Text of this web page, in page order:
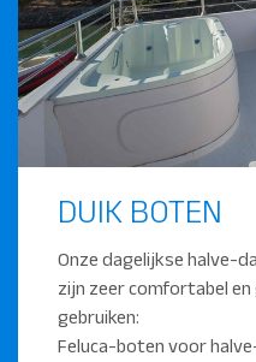
DUIK BOTEN
Onze dagelijkse halve-
zijn zeer comfortabel
gebruiken:
Feluca-boten voor